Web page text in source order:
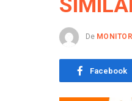
De
Facebook